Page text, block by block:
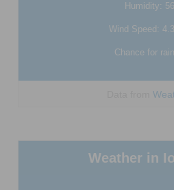
Humidity:
Wind Speed:
Chance for
Weather in